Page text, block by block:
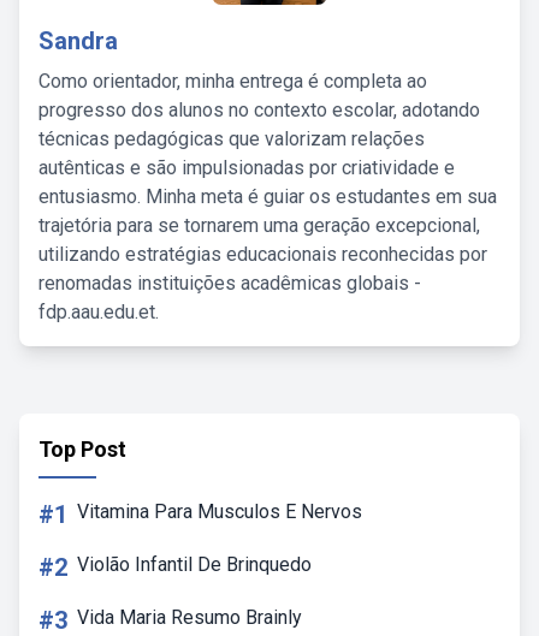
Sandra
Como orientador, minha entrega é completa ao
progresso dos alunos no contexto escolar, adotando
técnicas pedagógicas que valorizam relações
autênticas e são impulsionadas por criatividade e
entusiasmo. Minha meta é guiar os estudantes em sua
trajetória para se tornarem uma geração excepcional,
utilizando estratégias educacionais reconhecidas por
renomadas instituições acadêmicas globais -
fdp.aau.edu.et.
Top Post
#1 Vitamina Para Musculos E Nervos
#2 Violão Infantil De Brinquedo
#3 Vida Maria Resumo Brainly